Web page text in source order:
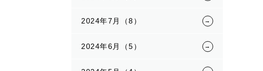
2024年7月（8）
2024年6月（5）